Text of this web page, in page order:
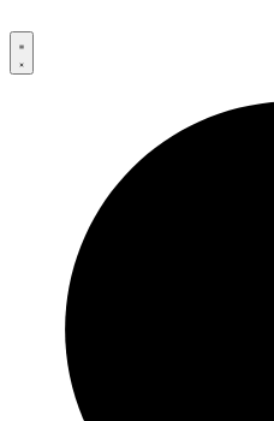
do
treści